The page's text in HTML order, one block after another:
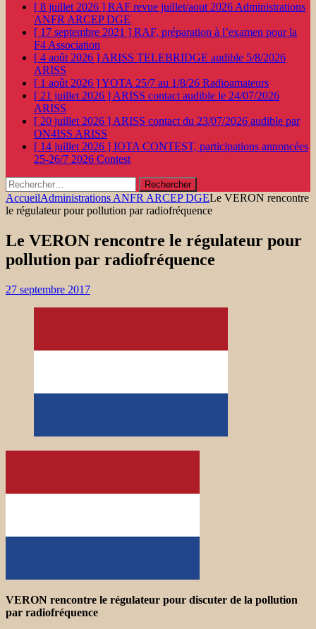
[ 8 juillet 2026 ] RAF revue juillet/aout 2026 Administrations
ANFR ARCEP DGE
[ 17 septembre 2021 ] RAF, préparation à l’examen pour la
F4 Association
[ 4 août 2026 ] ARISS TELEBRIDGE audible 5/8/2026
ARISS
[ 1 août 2026 ]YOTA 25/7 au 1/8/26 Radioamateurs
[ 21 juillet 2026 ] ARISS contact audible le 24/07/2026
ARISS
[ 20 juillet 2026 ] ARISS contact du 23/07/2026 audible par
ON4ISS ARISS
[ 14 juillet 2026 ] IOTA CONTEST, participations annoncées
25-26/7 2026 Contest
Rechercher :
AccueilAdministrations ANFR ARCEP DGELe VERON rencontre
le régulateur pour pollution par radiofréquence
Le VERON rencontre le régulateur pour
pollution par radiofréquence
27 septembre 2017
VERON rencontre le régulateur pour discuter de la pollution
par radiofréquence